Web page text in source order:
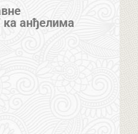
ка анђелима